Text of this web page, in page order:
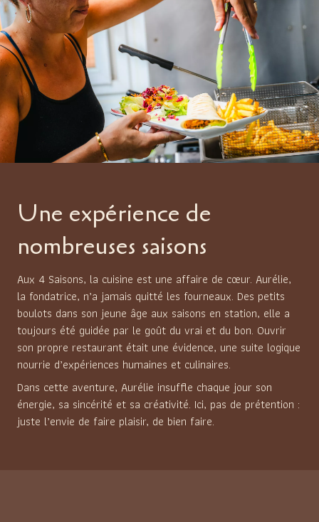
Une expérience de
nombreuses saisons
Aux 4 Saisons, la cuisine est une affaire de cœur. Aurélie,
la fondatrice, n’a jamais quitté les fourneaux. Des petits
boulots dans son jeune âge aux saisons en station, elle a
toujours été guidée par le goût du vrai et du bon. Ouvrir
son propre restaurant était une évidence, une suite logique
nourrie d’expériences humaines et culinaires.
Dans cette aventure, Aurélie insuffle chaque jour son
énergie, sa sincérité et sa créativité. Ici, pas de prétention :
juste l’envie de faire plaisir, de bien faire.